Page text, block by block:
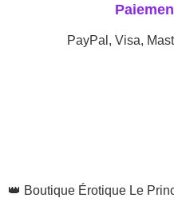
PayPal, Visa,
👑 Boutique Érotique Le